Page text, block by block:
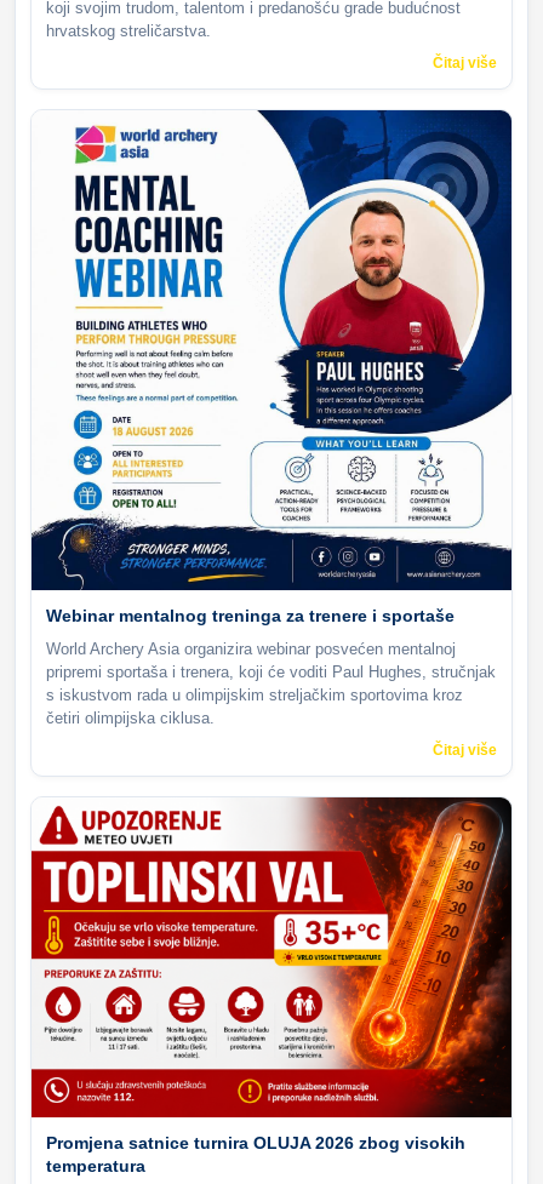
koji svojim trudom, talentom i predanošću grade budućnost
hrvatskog streličarstva.
Čitaj više
Webinar mentalnog treninga za trenere i sportaše
World Archery Asia organizira webinar posvećen mentalnoj
pripremi sportaša i trenera, koji će voditi Paul Hughes, stručnjak
s iskustvom rada u olimpijskim streljačkim sportovima kroz
četiri olimpijska ciklusa.
Čitaj više
Promjena satnice turnira OLUJA 2026 zbog visokih
temperatura